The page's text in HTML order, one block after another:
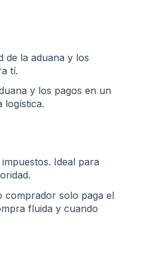
de la aduana y los
tí.
y los pagos en un
logística.
Ideal para
comprador solo paga el
fluida y cuando